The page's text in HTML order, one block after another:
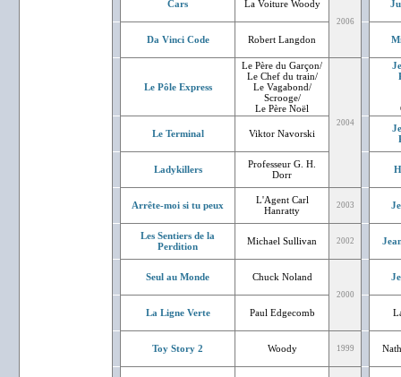
Cars La Voiture Woody
2006
Da Vinci Code Robert Langdon
Le Pôle Express
Le Père du Garçon/
Le Chef du train/
Le Vagabond/
Scrooge/
Le Père Noël
2004
Le Terminal Viktor Navorski
Ladykillers
Professeur G. H.
Dorr
Arrête-moi si tu peux
L'Agent Carl
Hanratty
2003
Les Sentiers de la
Perdition
Michael Sullivan 2002
Seul au Monde Chuck Noland
2000
La Ligne Verte Paul Edgecomb
Toy Story 2 Woody 1999